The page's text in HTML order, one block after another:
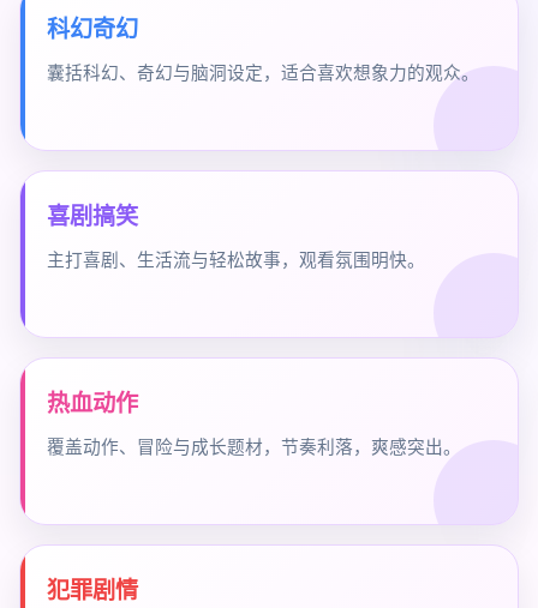
科幻奇幻
囊括科幻、奇幻与脑洞设定，适合喜欢想象力的观众。
喜剧搞笑
主打喜剧、生活流与轻松故事，观看氛围明快。
热血动作
覆盖动作、冒险与成长题材，节奏利落，爽感突出。
犯罪剧情